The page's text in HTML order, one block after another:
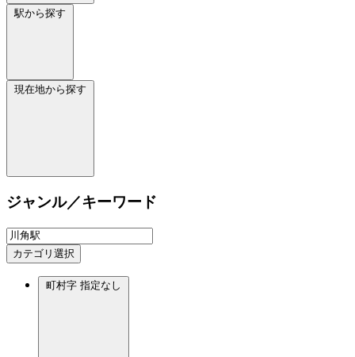
駅から探す
現在地から探す
ジャンル／キーワード
カテゴリ選択
町村字 指定なし